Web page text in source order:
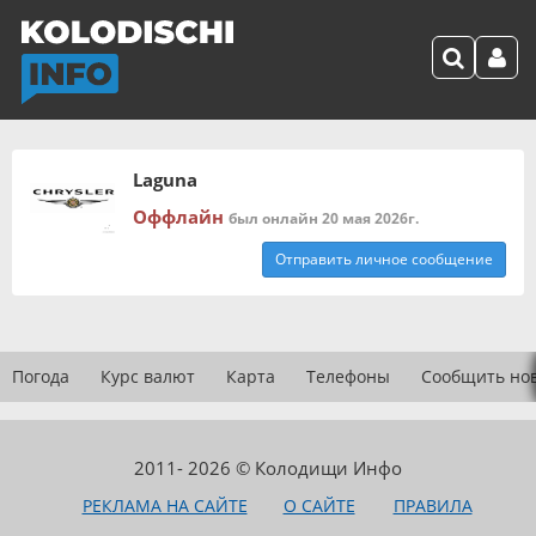
Laguna
Оффлайн был онлайн 20 мая 2026г.
Отправить личное сообщение
Погода Курс валют Карта Телефоны Сообщить
2011- 2026 © Колодищи Инфо
РЕКЛАМА НА САЙТЕ О САЙТЕ
ПРАВИЛА